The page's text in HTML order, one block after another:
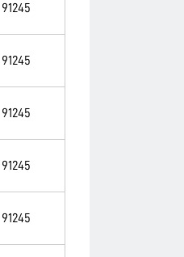
91245
91245
91245
91245
91245